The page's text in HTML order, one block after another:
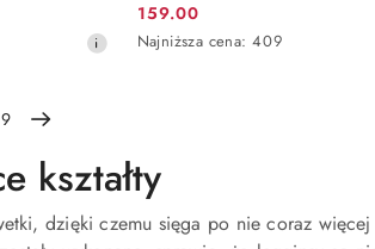
Cena
promocyjna:
159.00
Najniższa
obniżką
Najniższa cena: 409
9
kształty
dzięki czemu sięga po nie coraz